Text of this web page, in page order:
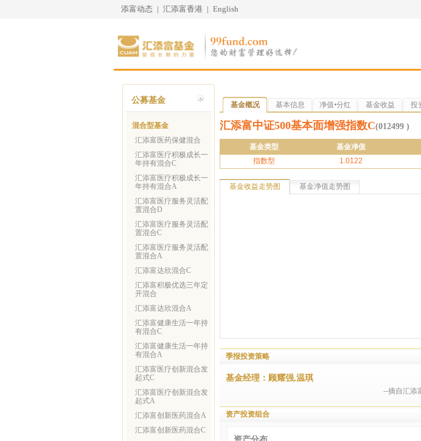
添富动态 | 汇添富香港 | English
公募基金
混合型基金
汇添富医药保健混合
汇添富医疗积极成长一
年持有混合C
汇添富医疗积极成长一
年持有混合A
汇添富医疗服务灵活配
置混合D
汇添富医疗服务灵活配
置混合C
汇添富医疗服务灵活配
置混合A
汇添富达欣混合C
汇添富积极优选三年定
开混合
汇添富达欣混合A
汇添富健康生活一年持
有混合C
汇添富健康生活一年持
有混合A
汇添富医疗创新混合发
起式C
汇添富医疗创新混合发
起式A
汇添富创新医药混合A
汇添富创新医药混合C
基金概况 基本信息 净值•分红 基金收益 投
汇添富中证500基本面增强指数C(012499 )
基金类型 基金净值
指数型
1.0122
基金收益走势图 基金净值走势图
季报投资策略
基金经理：顾耀强,温琪
--摘自汇添
资产投资组合